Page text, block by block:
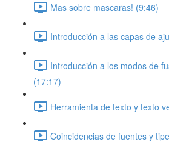
Mas sobre mascaras! (9:46)
Introducción a las capas de
Introducción a los modos de
(17:17)
Herramienta de texto y texto
Coincidencias de fuentes y